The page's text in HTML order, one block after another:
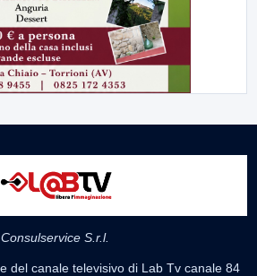
S.r.l.
del canale televisivo di Lab Tv canale 84